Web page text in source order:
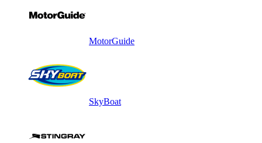
MotorGuide
SkyBoat